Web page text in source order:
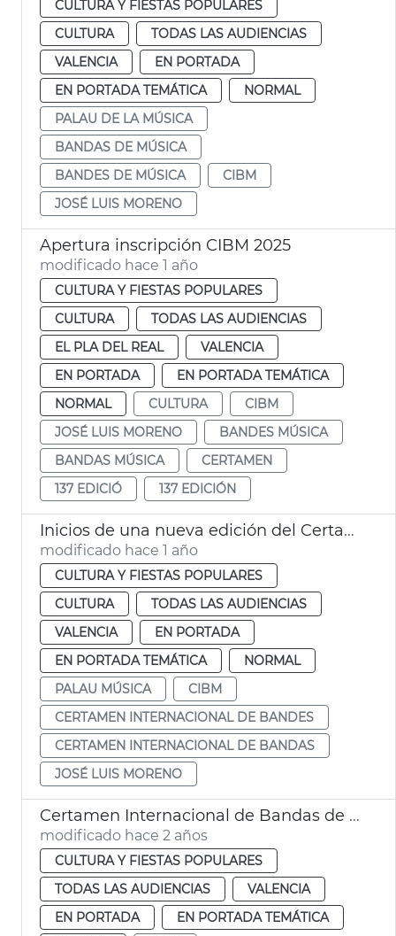
CULTURA Y FIESTAS POPULARES
CULTURA
TODAS LAS AUDIENCIAS
VALENCIA
EN PORTADA
EN PORTADA TEMÁTICA
NORMAL
PALAU DE LA MÚSICA
BANDAS DE MÚSICA
BANDES DE MÚSICA
CIBM
JOSÉ LUIS MORENO
Apertura inscripción CIBM 2025
modificado hace 1 año
CULTURA Y FIESTAS POPULARES
CULTURA
TODAS LAS AUDIENCIAS
EL PLA DEL REAL
VALENCIA
EN PORTADA
EN PORTADA TEMÁTICA
NORMAL
CULTURA
CIBM
JOSÉ LUIS MORENO
BANDES MÚSICA
BANDAS MÚSICA
CERTAMEN
137 EDICIÓ
137 EDICIÓN
Inicios de una nueva edición del Certamen Internacional de Bandas de Música de València
modificado hace 1 año
CULTURA Y FIESTAS POPULARES
CULTURA
TODAS LAS AUDIENCIAS
VALENCIA
EN PORTADA
EN PORTADA TEMÁTICA
NORMAL
PALAU MÚSICA
CIBM
CERTAMEN INTERNACIONAL DE BANDES
CERTAMEN INTERNACIONAL DE BANDAS
JOSÉ LUIS MORENO
Certamen Internacional de Bandas de Música
modificado hace 2 años
CULTURA Y FIESTAS POPULARES
TODAS LAS AUDIENCIAS
VALENCIA
EN PORTADA
EN PORTADA TEMÁTICA